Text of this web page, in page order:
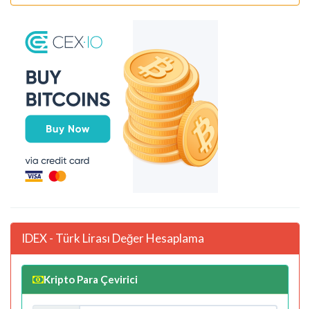
IDEX - Türk Lirası Değer Hesaplama
Kripto Para Çevirici